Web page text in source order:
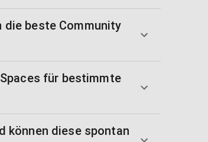
die beste Community
für bestimmte
können diese spontan